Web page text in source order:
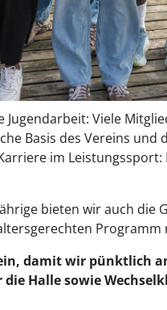
Viele
Basis des Vereins und
im
bieten wir auch die
Programm
damit wir pünktlich
Halle sowie